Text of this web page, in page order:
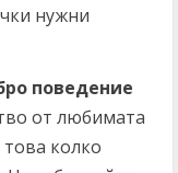
нужни
поведение
от любимата
колко